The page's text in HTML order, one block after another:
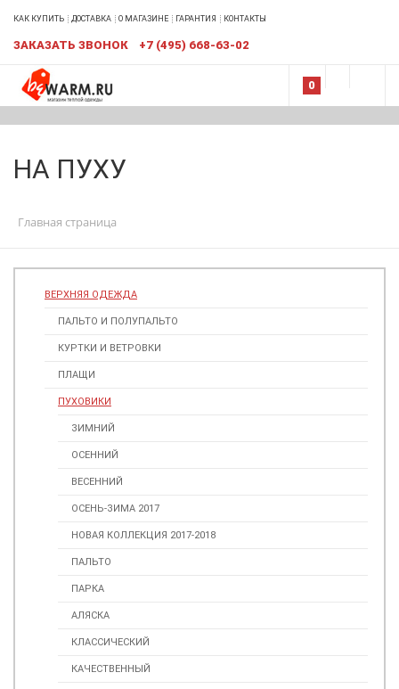
КАК КУПИТЬ ДОСТАВКА О МАГАЗИНЕ ГАРАНТИЯ КОНТАКТЫ
ЗАКАЗАТЬ ЗВОНОК +7 (495) 668-63-02
0
НА ПУХУ
Главная страница
ВЕРХНЯЯ ОДЕЖДА
ПАЛЬТО И ПОЛУПАЛЬТО
КУРТКИ И ВЕТРОВКИ
ПЛАЩИ
ПУХОВИКИ
ЗИМНИЙ
ОСЕННИЙ
ВЕСЕННИЙ
ОСЕНЬ-ЗИМА 2017
НОВАЯ КОЛЛЕКЦИЯ 2017-2018
ПАЛЬТО
ПАРКА
АЛЯСКА
КЛАССИЧЕСКИЙ
КАЧЕСТВЕННЫЙ